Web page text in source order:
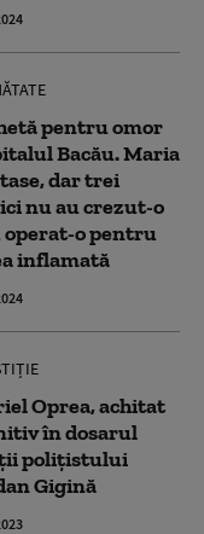
pentru omor
Bacău. Maria
dar trei
nu au crezut-o
operat-o pentru
inflamată
Oprea, achitat
în dosarul
polițistului
Gigină